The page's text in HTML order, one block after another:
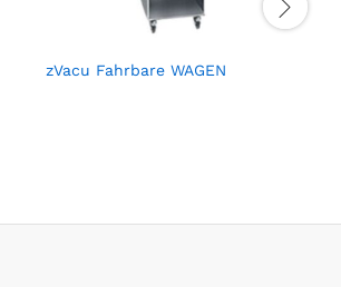
zVacu Fahrbare WAGEN